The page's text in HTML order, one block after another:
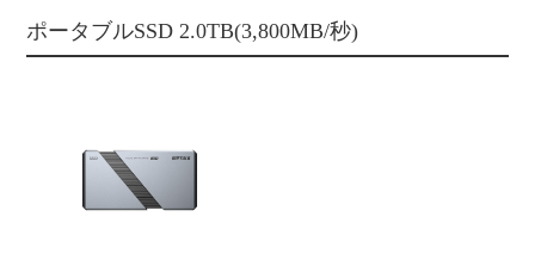
ポータブルSSD 2.0TB(3,800MB/秒)